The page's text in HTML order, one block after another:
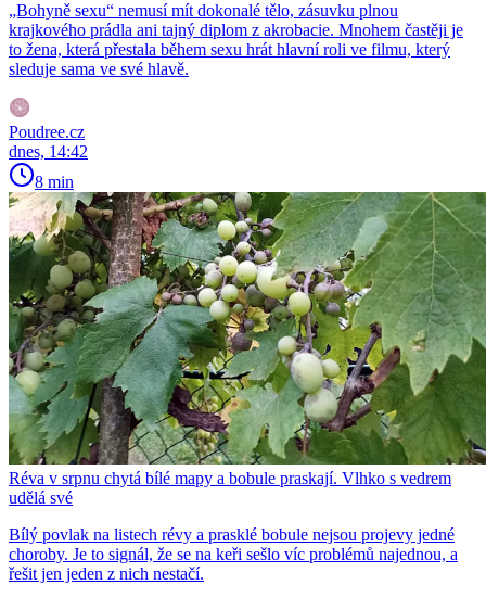
„Bohyně sexu“ nemusí mít dokonalé tělo, zásuvku plnou
krajkového prádla ani tajný diplom z akrobacie. Mnohem častěji je
to žena, která přestala během sexu hrát hlavní roli ve filmu, který
sleduje sama ve své hlavě.
Poudree.cz
dnes, 14:42
8 min
Réva v srpnu chytá bílé mapy a bobule praskají. Vlhko s vedrem
udělá své
Bílý povlak na listech révy a prasklé bobule nejsou projevy jedné
choroby. Je to signál, že se na keři sešlo víc problémů najednou, a
řešit jen jeden z nich nestačí.